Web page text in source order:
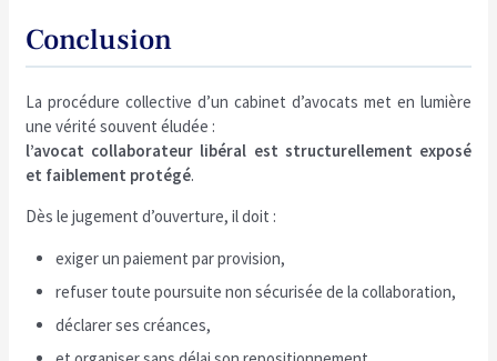
Conclusion
La procédure collective d’un cabinet d’avocats met en lumière
une vérité souvent éludée :
l’avocat collaborateur libéral est structurellement exposé
et faiblement protégé.
Dès le jugement d’ouverture, il doit :
exiger un paiement par provision,
refuser toute poursuite non sécurisée de la collaboration,
déclarer ses créances,